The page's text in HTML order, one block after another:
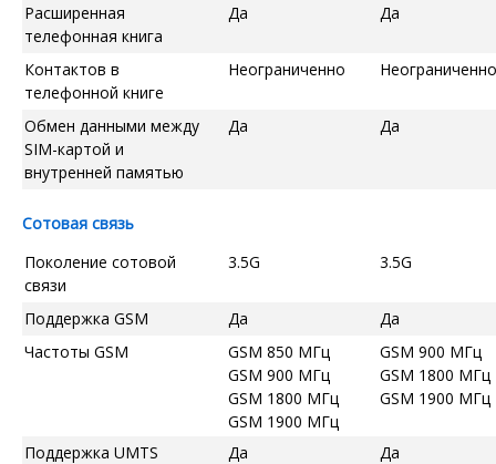
Расширенная
телефонная книга
Да Да
Контактов в
телефонной книге
Неограниченно Неограниченно
Обмен данными между
SIM-картой и
внутренней памятью
Да Да
Сотовая связь
Поколение сотовой
связи
3.5G 3.5G
Поддержка GSM Да
Да
Частоты GSM
GSM 850 МГц
GSM 900 МГц
GSM 1800 МГц
GSM 1900 МГц
GSM 900 МГц
GSM 1800 МГц
GSM 1900 МГц
Поддержка UMTS Да
Да